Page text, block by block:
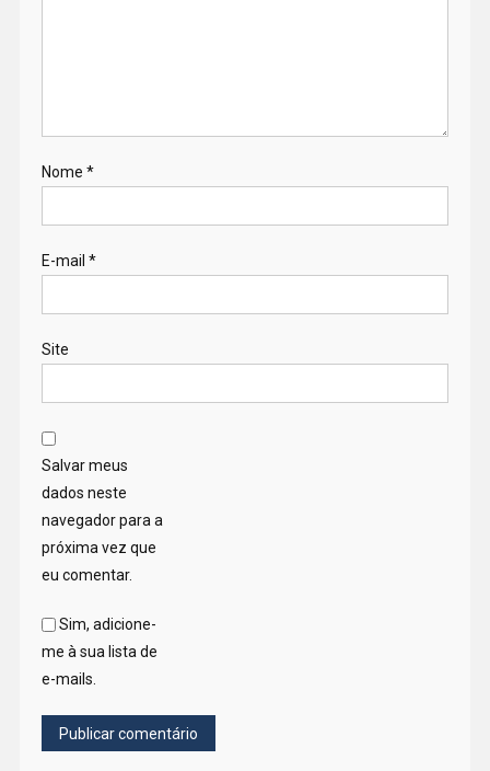
Nome *
E-mail *
Site
Salvar meus
dados neste
navegador para a
próxima vez que
eu comentar.
Sim, adicione-
me à sua lista de
e-mails.